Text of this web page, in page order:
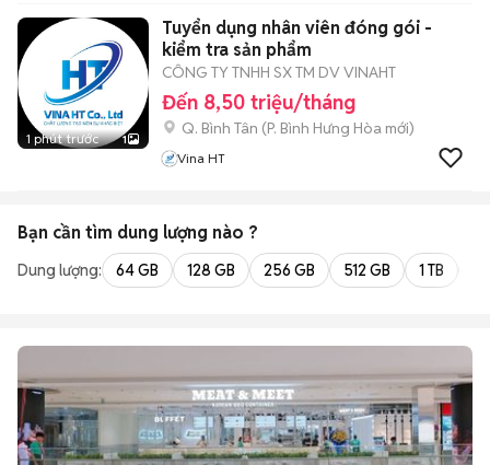
1 phút trước 1
Tuyển dụng nhân viên đóng gói -
kiểm tra sản phẩm
CÔNG TY TNHH SX TM DV VINAHT
Đến 8,50 triệu/tháng
Q. Bình Tân (P. Bình Hưng Hòa mới)
Vina HT
Bạn cần tìm dung lượng nào ?
Dung lượng: 64 GB 128 GB 256 GB 512 GB 1 TB